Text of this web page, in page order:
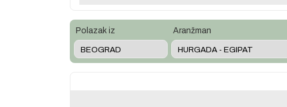
Polazak iz Aranžman